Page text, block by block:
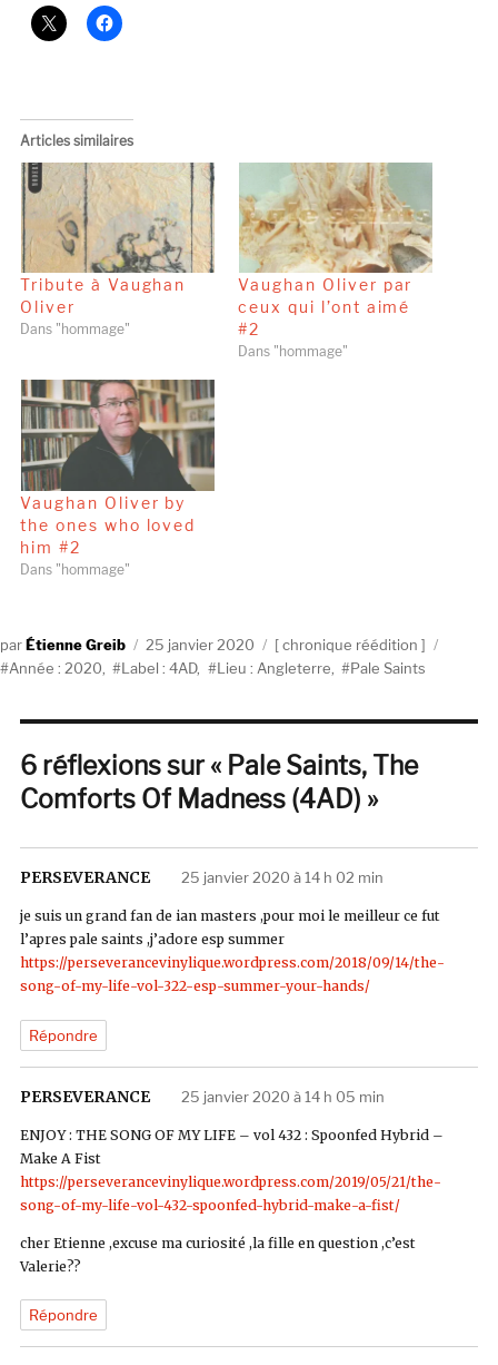
Articles similaires
Tribute à Vaughan
Oliver
Dans "hommage"
Vaughan Oliver par
ceux qui l’ont aimé
#2
Dans "hommage"
Vaughan Oliver by
the ones who loved
him #2
Dans "hommage"
AuteurÉtienne Greib
Publié
le
25 janvier 2020 Catégories
chronique réédition
Année : 2020, Label : 4AD, Lieu : Angleterre, Pale Saints
6 réflexions sur « Pale Saints, The
Comforts Of Madness (4AD) »
PERSEVERANCEdit : 25 janvier 2020 à 14 h 02 min
je suis un grand fan de ian masters ,pour moi le meilleur ce fut
l’apres pale saints ,j’adore esp summer
https://perseverancevinylique.wordpress.com/2018/09/14/the-
song-of-my-life-vol-322-esp-summer-your-hands/
Répondre
PERSEVERANCEdit : 25 janvier 2020 à 14 h 05 min
ENJOY : THE SONG OF MY LIFE – vol 432 : Spoonfed Hybrid –
Make A Fist
https://perseverancevinylique.wordpress.com/2019/05/21/the-
song-of-my-life-vol-432-spoonfed-hybrid-make-a-fist/
cher Etienne ,excuse ma curiosité ,la fille en question ,c’est
Valerie??
Répondre